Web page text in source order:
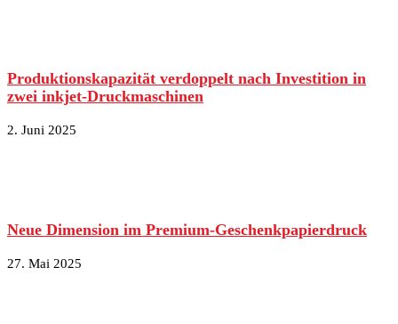
Produktionskapazität verdoppelt nach Investition in
zwei inkjet-Druckmaschinen
2. Juni 2025
Neue Dimension im Premium-Geschenkpapierdruck
27. Mai 2025